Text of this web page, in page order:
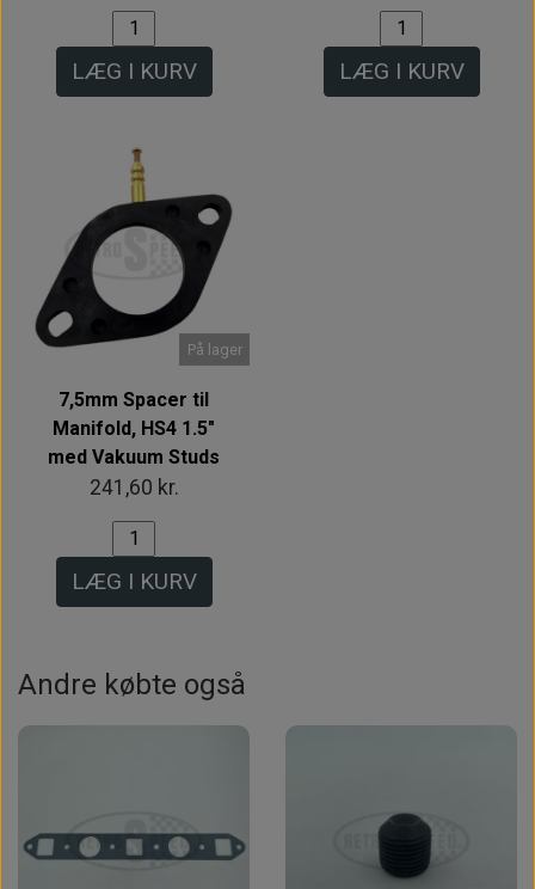
LÆG I KURV LÆG I KURV
På lager
7,5mm Spacer til
Manifold, HS4 1.5"
med Vakuum Studs
241,60 kr.
LÆG I KURV
Andre købte også